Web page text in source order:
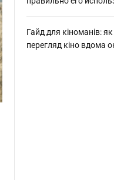
Гайд для кіноманів:
перегляд кіно вдома